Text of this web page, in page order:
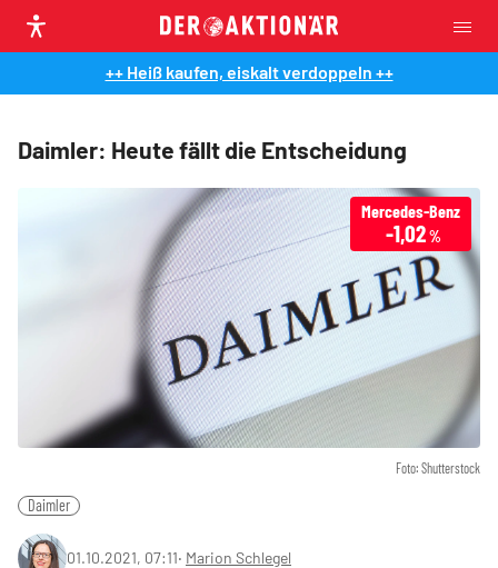
++ Heiß kaufen, eiskalt verdoppeln ++
Daimler: Heute fällt die Entscheidung
Foto: Shutterstock
Mercedes-Benz
-1,02 %
Daimler
01.10.2021, 07:11‧ Marion Schlegel